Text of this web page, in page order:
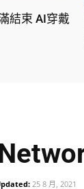
結束 AI穿戴